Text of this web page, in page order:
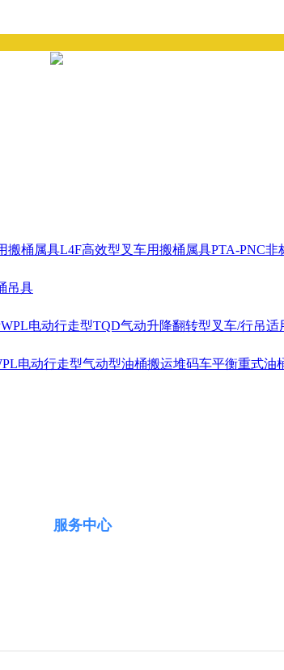
搬桶属具L4F高效型叉车用搬桶属具PTA-PNC非
吊具
电动行走型TQD气动升降翻转型叉车/行吊适
电动行走型气动型油桶搬运堆码车平衡重式油
服务中心